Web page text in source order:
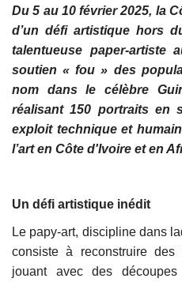
Du 5 au 10 février 2025, la
d’un défi artistique hors
talentueuse paper-artiste
soutien « fou » des
nom dans le célèbre
réalisant 150 portraits en
exploit technique et
l’art en Côte d'Ivoire et en
Un défi artistique inédit
Le papy-art, discipline dans
consiste à reconstruire
jouant avec des